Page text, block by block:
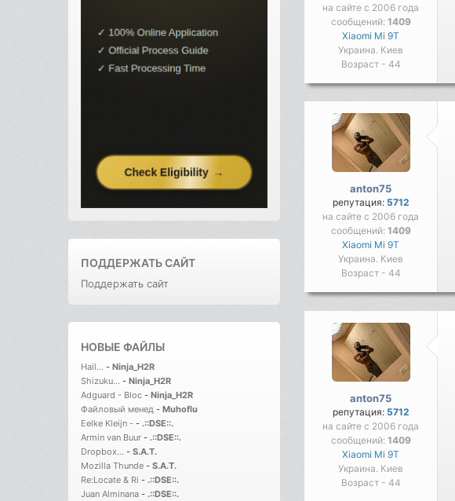
ПОДДЕРЖАТЬ САЙТ
Поддержать сайт
НОВЫЕ ФАЙЛЫ
Hail... - Ninja_H2R
Shizuku... - Ninja_H2R
Adguard - Bloc - Ninja_H2R
Файловый менед - Muhoflu
Eelke Kleijn - - .::DSE::.
Armin van Buur - .::DSE::.
Dropbox... - S.A.T.
Mozilla Thunde - S.A.T.
Re:Locate & Ri - .::DSE::.
Juan Alminana - .::DSE::.
на сайте с 2006 года
сообщений: 1409
Xiaomi Mi 9T
Украина. Киев
Возраст - 44
anton75
репутация: 5712
на сайте с 2006 года
сообщений: 1409
Xiaomi Mi 9T
Украина. Киев
Возраст - 44
anton75
репутация: 5712
на сайте с 2006 года
сообщений: 1409
Xiaomi Mi 9T
Украина. Киев
Возраст - 44